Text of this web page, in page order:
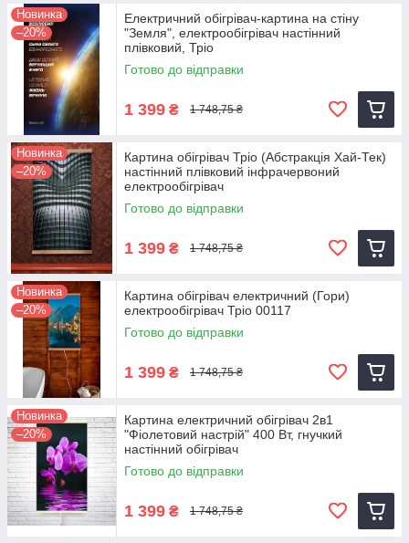
Новинка
–20%
Електричний обігрівач-картина на стіну
"Земля", електрообігрівач настінний
плівковий, Тріо
Готово до відправки
1 399 ₴ 1 748,75 ₴
Новинка
–20%
Картина обігрівач Тріо (Абстракція Хай-Тек)
настінний плівковий інфрачервоний
електрообігрівач
Готово до відправки
1 399 ₴ 1 748,75 ₴
Новинка
–20%
Картина обігрівач електричний (Гори)
електрообігрівач Тріо 00117
Готово до відправки
1 399 ₴ 1 748,75 ₴
Новинка
–20%
Картина електричний обігрівач 2в1
"Фіолетовий настрій" 400 Вт, гнучкий
настінний обігрівач
Готово до відправки
1 399 ₴ 1 748,75 ₴